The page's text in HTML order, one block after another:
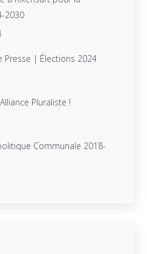
2030
Presse | Élections 2024
Pluraliste !
Communale 2018-